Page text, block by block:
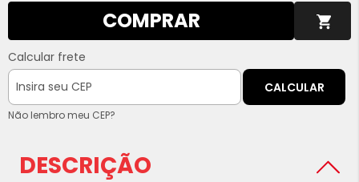
COMPRAR
Calcular frete
CALCULAR
Não lembro meu CEP?
DESCRIÇÃO